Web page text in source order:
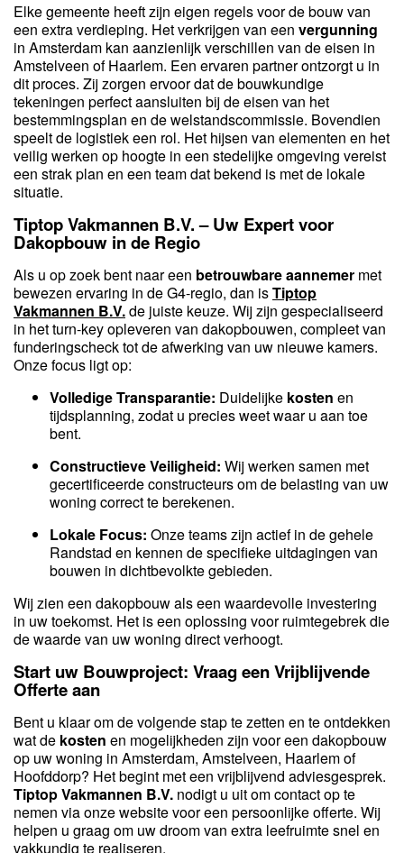
Elke gemeente heeft zijn eigen regels voor de bouw van
een extra verdieping. Het verkrijgen van een vergunning
in Amsterdam kan aanzienlijk verschillen van de eisen in
Amstelveen of Haarlem. Een ervaren partner ontzorgt u in
dit proces. Zij zorgen ervoor dat de bouwkundige
tekeningen perfect aansluiten bij de eisen van het
bestemmingsplan en de welstandscommissie. Bovendien
speelt de logistiek een rol. Het hijsen van elementen en het
veilig werken op hoogte in een stedelijke omgeving vereist
een strak plan en een team dat bekend is met de lokale
situatie.
Tiptop Vakmannen B.V. – Uw Expert voor
Dakopbouw in de Regio
Als u op zoek bent naar een betrouwbare aannemer met
bewezen ervaring in de G4-regio, dan isTiptop
Vakmannen B.V.de juiste keuze. Wij zijn gespecialiseerd
in het turn-key opleveren van dakopbouwen, compleet van
funderingscheck tot de afwerking van uw nieuwe kamers.
Onze focus ligt op:
Volledige Transparantie: Duidelijke kosten en
tijdsplanning, zodat u precies weet waar u aan toe
bent.
Constructieve Veiligheid: Wij werken samen met
gecertificeerde constructeurs om de belasting van uw
woning correct te berekenen.
Lokale Focus: Onze teams zijn actief in de gehele
Randstad en kennen de specifieke uitdagingen van
bouwen in dichtbevolkte gebieden.
Wij zien een dakopbouw als een waardevolle investering
in uw toekomst. Het is een oplossing voor ruimtegebrek die
de waarde van uw woning direct verhoogt.
Start uw Bouwproject: Vraag een Vrijblijvende
Offerte aan
Bent u klaar om de volgende stap te zetten en te ontdekken
wat de kosten en mogelijkheden zijn voor een dakopbouw
op uw woning in Amsterdam, Amstelveen, Haarlem of
Hoofddorp? Het begint met een vrijblijvend adviesgesprek.
Tiptop Vakmannen B.V. nodigt u uit om contact op te
nemen via onze website voor een persoonlijke offerte. Wij
helpen u graag om uw droom van extra leefruimte snel en
vakkundig te realiseren.